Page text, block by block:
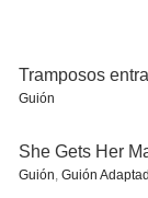
Tramposos
Guión
She Gets Her
Guión, Guión